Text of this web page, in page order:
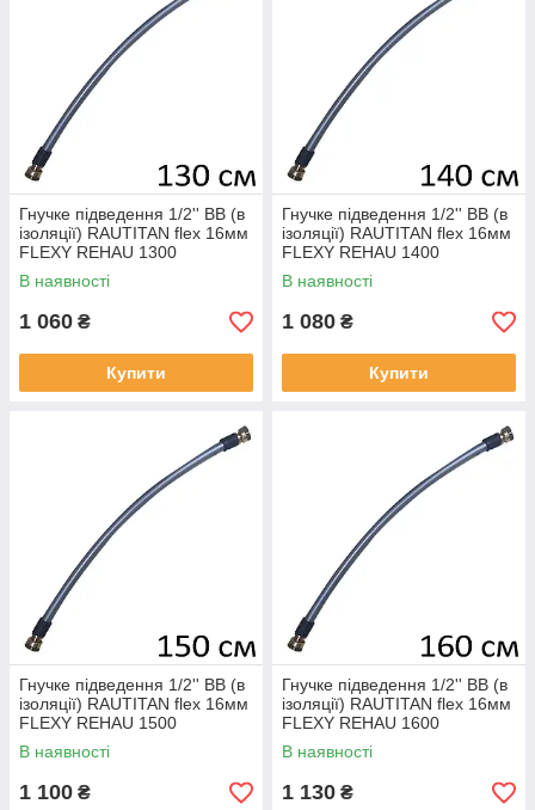
Гнучке підведення 1/2'' ВВ (в
ізоляції) RAUTITAN flex 16мм
FLEXY REHAU 1300
В наявності
1 060 ₴
Купити
Гнучке підведення 1/2'' ВВ (в
ізоляції) RAUTITAN flex 16мм
FLEXY REHAU 1400
В наявності
1 080 ₴
Купити
Гнучке підведення 1/2'' ВВ (в
ізоляції) RAUTITAN flex 16мм
FLEXY REHAU 1500
В наявності
1 100 ₴
Гнучке підведення 1/2'' ВВ (в
ізоляції) RAUTITAN flex 16мм
FLEXY REHAU 1600
В наявності
1 130 ₴